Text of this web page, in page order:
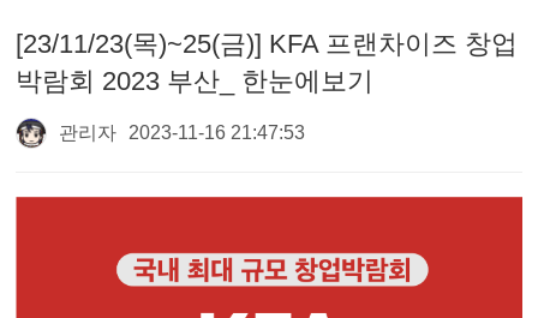
[23/11/23(목)~25(금)] KFA 프랜차이즈 창업
박람회 2023 부산_ 한눈에보기
관리자 2023-11-16 21:47:53